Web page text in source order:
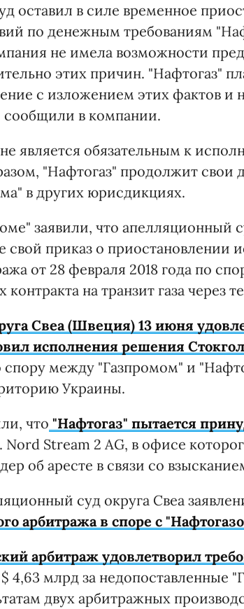
оставил в силе временное
по денежным требованиям
не имела возможности
этих причин. "Нафтогаз"
с изложением этих фактов и
сообщили в компании.
является обязательным к
"Нафтогаз" продолжит свои
в других юрисдикциях.
заявили, что апелляционный
свой приказ о приостановлении
от 28 февраля 2018 года по
на транзит газа через
Свеа (Швеция) 13 июня
исполнения решения
спору между "Газпромом" и
Украины.
что "Нафтогаз" пытается
. Nord Stream 2 AG, в офисе
об аресте в связи со
суд округа Свеа
арбитража в споре с
арбитраж удовлетворил
4,63 млрд за недопоставленные
двух арбитражных